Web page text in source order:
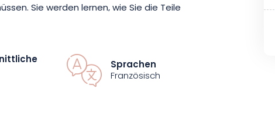
Sie werden lernen, wie Sie die Teile
Griff auswählen und jedes Teil sorgfältig
Sie nicht nur mit einem Messer nach Hause
Sprachen
Französisch